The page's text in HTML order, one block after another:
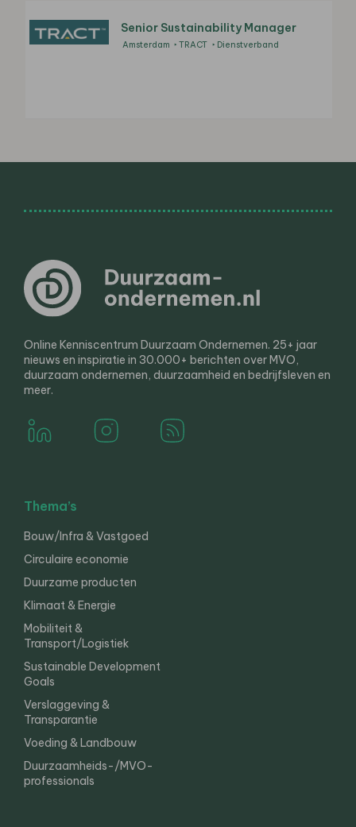
Senior Sustainability Manager
Amsterdam TRACT Dienstverband
Online Kenniscentrum Duurzaam Ondernemen. 25+ jaar
nieuws en inspiratie in 30.000+ berichten over MVO,
duurzaam ondernemen, duurzaamheid en bedrijfsleven en
meer.
Thema’s
Bouw/Infra & Vastgoed
Circulaire economie
Duurzame producten
Klimaat & Energie
Mobiliteit &
Transport/Logistiek
Sustainable Development
Goals
Verslaggeving &
Transparantie
Voeding & Landbouw
Duurzaamheids-/MVO-
professionals